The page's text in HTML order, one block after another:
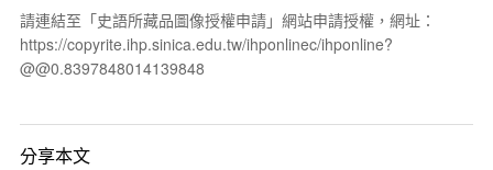
請連結至「史語所藏品圖像授權申請」網站申請授權，網址：
https://copyrite.ihp.sinica.edu.tw/ihponlinec/ihponline?
@@0.8397848014139848
分享本文